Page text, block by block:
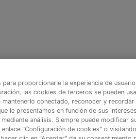
para proporcionarle la experiencia de
las cookies de terceros se pueden
mantenerlo conectado, reconocer y recordar
le presentamos en función de sus
análisis. Siempre puede modificar
"Configuración de cookies" o